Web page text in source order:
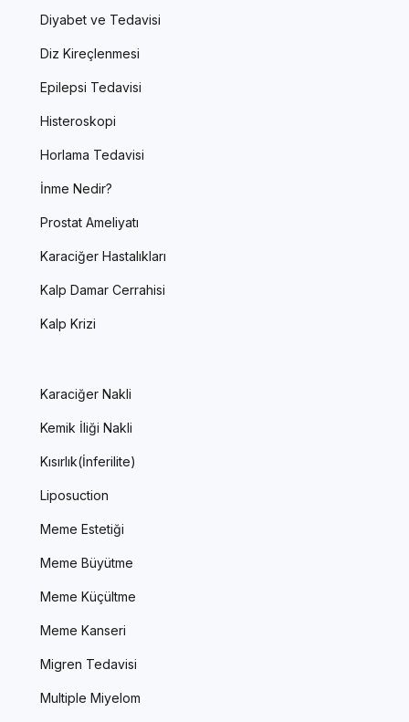
Diyabet ve Tedavisi
Diz Kireçlenmesi
Epilepsi Tedavisi
Histeroskopi
Horlama Tedavisi
İnme Nedir?
Prostat Ameliyatı
Karaciğer Hastalıkları
Kalp Damar Cerrahisi
Kalp Krizi
Karaciğer Nakli
Kemik İliği Nakli
Kısırlık(İnferilite)
Liposuction
Meme Estetiği
Meme Büyütme
Meme Küçültme
Meme Kanseri
Migren Tedavisi
Multiple Miyelom